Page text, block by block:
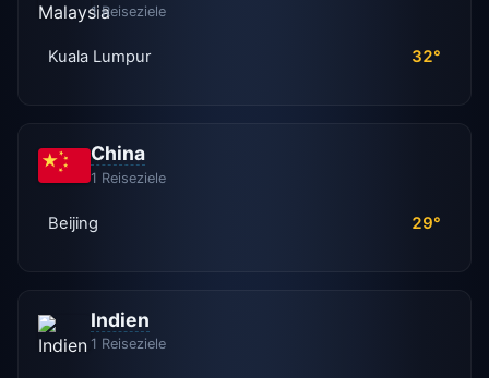
1 Reiseziele
Kuala Lumpur 32°
China
1 Reiseziele
Beijing 29°
Indien
1 Reiseziele